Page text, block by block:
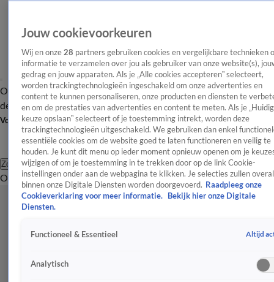
OverzichtAfleveringen Entertainment TV Algemeen
Tip
de redactieNieuwsbrief
Volg Shownieuws
Zoeken
OverzichtEntertainmentSpraakmakendRealityCrimeVideo's
Jouw cookievoorkeuren
Wij en onze 28 partners gebruiken cookies en vergelijkbare technieken
informatie te verzamelen over jou als gebruiker van onze website(s),
gedrag en jouw apparaten. Als je „Alle cookies accepteren” selecteert,
worden trackingtechnologieën ingeschakeld om onze advertenties en
content te kunnen personaliseren, onze producten en diensten te
en om de prestaties van advertenties en content te meten. Als je
keuze opslaan” selecteert of je toestemming intrekt, worden deze
trackingtechnologieën uitgeschakeld. We gebruiken dan enkel
essentiële cookies om de website goed te laten functioneren en veilig te
houden. Je kunt dit menu op ieder moment opnieuw openen om je
wijzigen of om je toestemming in te trekken door op de link Cookie-
instellingen onder aan de webpagina te klikken. Je selecties zullen overal
binnen onze Digitale Diensten worden doorgevoerd. Raadpleeg onze
Cookieverklaring voor meer informatie.
Bekijk hier onze Digitale
Diensten.
Functioneel & Essentieel Altijd
Analytisch